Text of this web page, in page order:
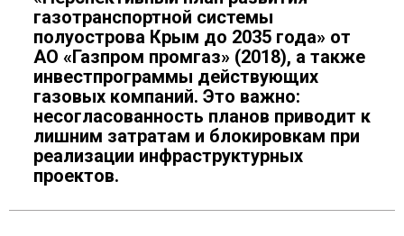
газотранспортной системы
полуострова Крым до 2035 года» от
АО «Газпром промгаз» (2018), а также
инвестпрограммы действующих
газовых компаний. Это важно:
несогласованность планов приводит к
лишним затратам и блокировкам при
реализации инфраструктурных
проектов.